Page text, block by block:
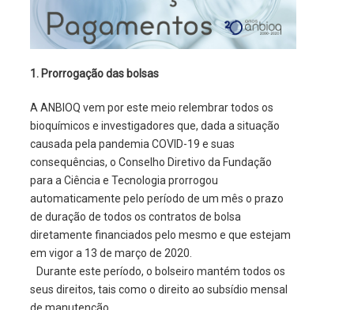
1. Prorrogação das bolsas
A ANBIOQ vem por este meio relembrar todos os
bioquímicos e investigadores que, dada a situação
causada pela pandemia COVID-19 e suas
consequências, o Conselho Diretivo da Fundação
para a Ciência e Tecnologia prorrogou
automaticamente pelo período de um mês o prazo
de duração de todos os contratos de bolsa
diretamente financiados pelo mesmo e que estejam
em vigor a 13 de março de 2020.
Durante este período, o bolseiro mantém todos os
seus direitos, tais como o direito ao subsídio mensal
de manutenção.